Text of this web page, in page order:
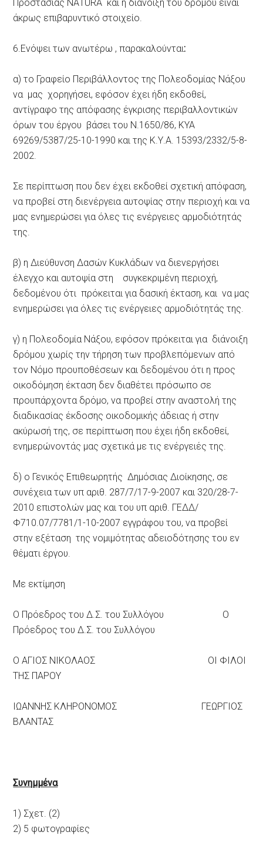
Προστασίας ΝΑΤURΑ και η διάνοιξη του δρόμου είναι
άκρως επιβαρυντικό στοιχείο.
6.Ενόψει των ανωτέρω , παρακαλούνται:
α) το Γραφείο Περιβάλλοντος της Πολεοδομίας Νάξου
να μας χορηγήσει, εφόσον έχει ήδη εκδοθεί,
αντίγραφο της απόφασης έγκρισης περιβαλλοντικών
όρων του έργου βάσει του Ν.1650/86, ΚΥΑ
69269/5387/25-10-1990 και της Κ.Υ.Α. 15393/2332/5-8-
2002.
Σε περίπτωση που δεν έχει εκδοθεί σχετική απόφαση,
να προβεί στη διενέργεια αυτοψίας στην περιοχή και να
μας ενημερώσει για όλες τις ενέργειες αρμοδιότητάς
της.
β) η Διεύθυνση Δασών Κυκλάδων να διενεργήσει
έλεγχο και αυτοψία στη συγκεκριμένη περιοχή,
δεδομένου ότι πρόκειται για δασική έκταση, και να μας
ενημερώσει για όλες τις ενέργειες αρμοδιότητάς της.
γ) η Πολεοδομία Νάξου, εφόσον πρόκειται για διάνοιξη
δρόμου χωρίς την τήρηση των προβλεπόμενων από
τον Νόμο προυποθέσεων και δεδομένου ότι η προς
οικοδόμηση έκταση δεν διαθέτει πρόσωπο σε
προυπάρχοντα δρόμο, να προβεί στην αναστολή της
διαδικασίας έκδοσης οικοδομικής άδειας ή στην
ακύρωσή της, σε περίπτωση που έχει ήδη εκδοθεί,
ενημερώνοντάς μας σχετικά με τις ενέργειές της.
δ) ο Γενικός Επιθεωρητής Δημόσιας Διοίκησης, σε
συνέχεια των υπ αριθ. 287/7/17-9-2007 και 320/28-7-
2010 επιστολών μας και του υπ αριθ. ΓΕΔΔ/
Φ710.07/7781/1-10-2007 εγγράφου του, να προβεί
στην εξέταση της νομιμότητας αδειοδότησης του εν
θέματι έργου.
Με εκτίμηση
O Πρόεδρος του Δ.Σ. του Συλλόγου O
Πρόεδρος του Δ.Σ. του Συλλόγου
Ο ΑΓΙΟΣ ΝΙΚΟΛΑΟΣ ΟΙ ΦΙΛΟΙ
ΤΗΣ ΠΑΡΟΥ
ΙΩΑΝΝΗΣ ΚΛΗΡΟΝΟΜΟΣ ΓΕΩΡΓΙΟΣ
ΒΛΑΝΤΑΣ
Συνημμένα
1) Σχετ. (2)
2) 5 φωτογραφίες